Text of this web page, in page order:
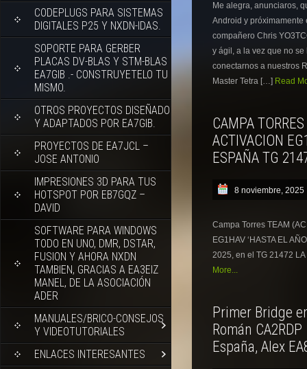
CODEPLUGS PARA SISTEMAS
DIGITALES P25 Y NXDN-IDAS.
SOPORTE PARA GERBER
PLACAS DV-BLAS Y STM-BLAS
EA7GIB .- CONSTRUYETELO TU
MISMO.
OTROS PROYECTOS DISEÑADO
Y ADAPTADOS POR EA7GIB.
PROYECTOS DE EA7JCL –
JOSE ANTONIO
IMPRESIONES 3D PARA TUS
HOTSPOT POR EB7GQZ –
DAVID
SOFTWARE PARA WINDOWS
TODO EN UNO, DMR, DSTAR,
FUSION Y AHORA NXDN
TAMBIEN, GRACIAS A EA3EIZ
MANEL, DE LA ASOCIACIÓN
ADER
MANUALES/BRICO-CONSEJOS
Y VIDEOTUTORIALES
ENLACES INTERESANTES
Me alegra, anunciaros,
Android y próximamente
compañero Chris
y ágil, a la vez que no
conectarnos a nuestros
Master Tetra […] Read
CAMPA
ACTIVACION
ESPAÑA TG
8 noviembre, 2025
Campa Torres TEAM
EG1HAV ‘HASTA EL
2025, en el TG 21472
More...
Primer Bridge
Román
España, Alex